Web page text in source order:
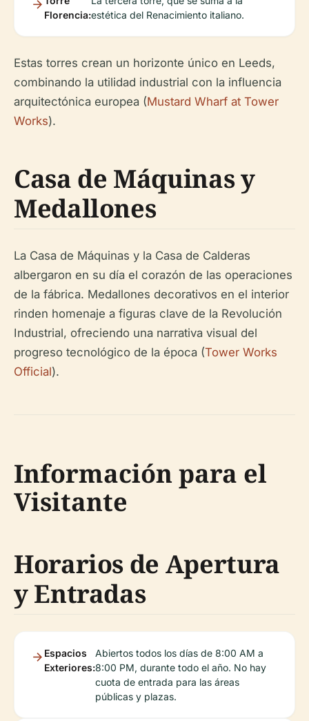
Florencia:estética del Renacimiento italiano.
Estas torres crean un horizonte único en Leeds,
combinando la utilidad industrial con la influencia
arquitectónica europea (Mustard Wharf at Tower
Works).
Casa de Máquinas y
Medallones
La Casa de Máquinas y la Casa de Calderas
albergaron en su día el corazón de las operaciones
de la fábrica. Medallones decorativos en el interior
rinden homenaje a figuras clave de la Revolución
Industrial, ofreciendo una narrativa visual del
progreso tecnológico de la época (Tower Works
Official).
Información para el
Visitante
Horarios de Apertura
y Entradas
Espacios
Exteriores:
Abiertos todos los días de 8:00 AM a
8:00 PM, durante todo el año. No hay
cuota de entrada para las áreas
públicas y plazas.